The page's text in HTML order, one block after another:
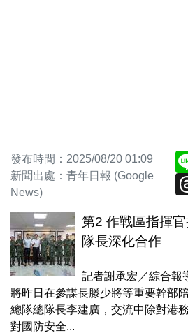
發布時間：2025/08/20 01:09
新聞出處：青年日報 (Google
News)
第2 作戰區指揮
隊長深化合作
記者謝承宏／綜合報
將昨日在參謀長滕少將等重要幹部
總隊總隊長李建廣，交流中除對港
對國防安全...